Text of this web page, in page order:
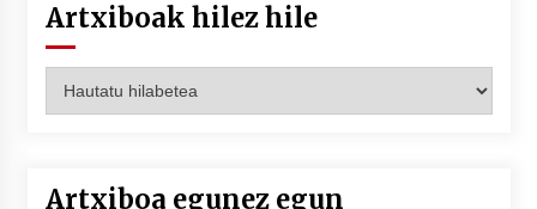
Artxiboak hilez hile
hilez
Artxiboa egunez egun